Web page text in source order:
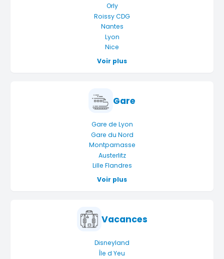
Orly
Roissy CDG
Nantes
Lyon
Nice
Voir plus
Gare
Gare de Lyon
Gare du Nord
Montparnasse
Austerlitz
Lille Flandres
Voir plus
Vacances
Disneyland
Île d Yeu